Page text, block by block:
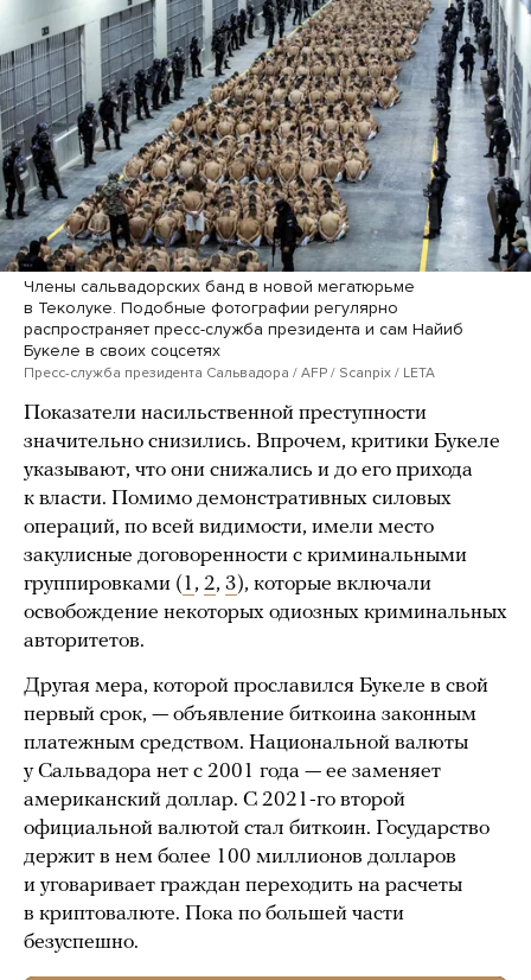
Члены сальвадорских банд в новой мегатюрьме
в Теколуке. Подобные фотографии регулярно
распространяет пресс-служба президента и сам Найиб
Букеле в своих соцсетях
Пресс-служба президента Сальвадора / AFP / Scanpix / LETA
Показатели насильственной преступности
значительно снизились. Впрочем, критики Букеле
указывают, что они снижались и до его прихода
к власти. Помимо демонстративных силовых
операций, по всей видимости, имели место
закулисные договоренности с криминальными
группировками (1 , 2, 3), которые включали
освобождение некоторых одиозных криминальных
авторитетов.
Другая мера, которой прославился Букеле в свой
первый срок, — объявление биткоина законным
платежным средством. Национальной валюты
у Сальвадора нет с 2001 года — ее заменяет
американский доллар. С 2021-го второй
официальной валютой стал биткоин. Государство
держит в нем более 100 миллионов долларов
и уговаривает граждан переходить на расчеты
в криптовалюте. Пока по большей части
безуспешно.